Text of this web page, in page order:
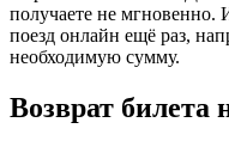
получаете не мгновенно.
поезд онлайн ещё раз,
необходимую сумму.
Возврат билета